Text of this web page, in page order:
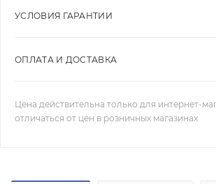
УСЛОВИЯ ГАРАНТИИ
ОПЛАТА И ДОСТАВКА
Цена действительна только для интернет-
отличаться от цен в розничных магазинах